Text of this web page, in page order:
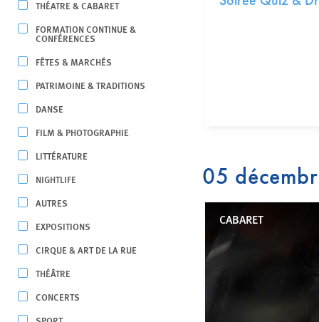
THÉATRE & CABARET
FORMATION CONTINUE &
CONFÉRENCES
FÊTES & MARCHÉS
PATRIMOINE & TRADITIONS
DANSE
FILM & PHOTOGRAPHIE
LITTÉRATURE
NIGHTLIFE
AUTRES
EXPOSITIONS
CIRQUE & ART DE LA RUE
THÉÂTRE
CONCERTS
05
CABARET